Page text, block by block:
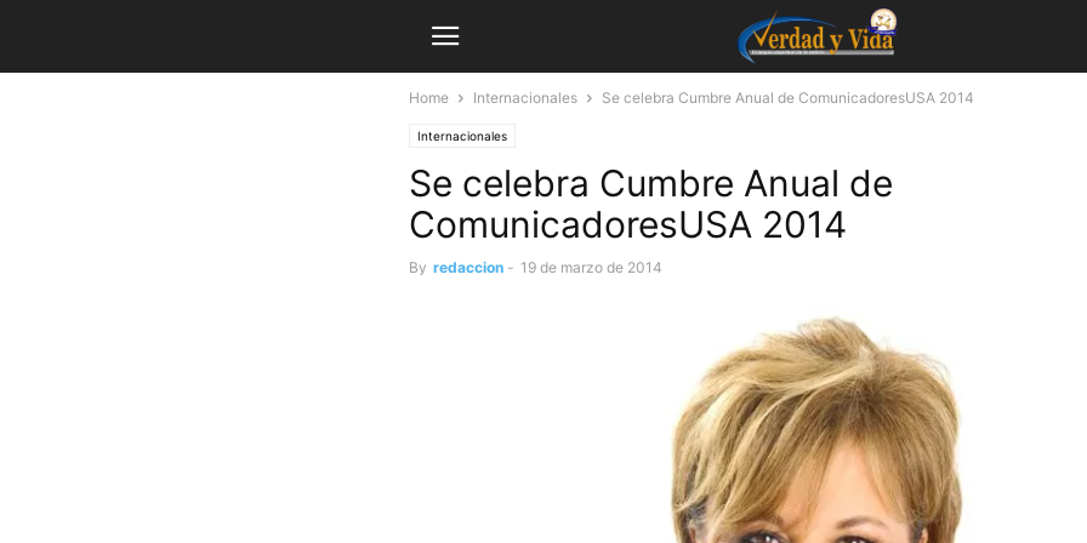
Home Internacionales Se celebra Cumbre Anual de ComunicadoresUSA 2014
Internacionales
Se celebra Cumbre Anual de
ComunicadoresUSA 2014
By redaccion - 19 de marzo de 2014